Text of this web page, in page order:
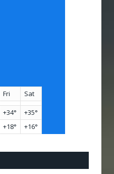
Fri Sat
+34° +35°
+18° +16°